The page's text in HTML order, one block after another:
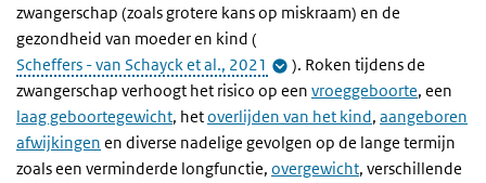
zwangerschap (zoals grotere kans op miskraam) en de
gezondheid van moeder en kind (
Scheffers - van Schayck et al., 2021
). Roken tijdens de
zwangerschap verhoogt het risico op een vroeggeboorte, een
laag geboortegewicht, hetoverlijden van het kind, aangeboren
afwijkingen en diverse nadelige gevolgen op de lange termijn
zoals een verminderde longfunctie, overgewicht, verschillende